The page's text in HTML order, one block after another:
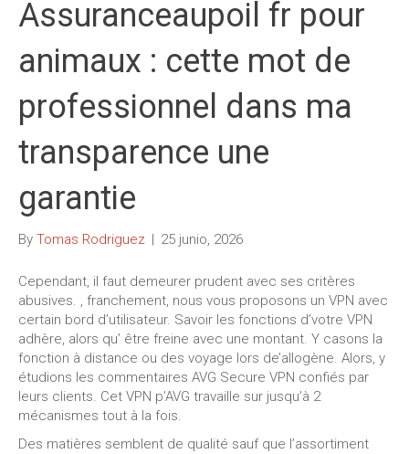
Assuranceaupoil fr pour
animaux : cette mot de
professionnel dans ma
transparence une
garantie
By Tomas Rodriguez 25 junio, 2026
Cependant, il faut demeurer prudent avec ses critères
abusives. , franchement, nous vous proposons un VPN avec
certain bord d’utilisateur. Savoir les fonctions d’votre VPN
adhère, alors qu’ être freine avec une montant. Y casons la
fonction à distance ou des voyage lors de’allogène. Alors, y
étudions les commentaires AVG Secure VPN confiés par
leurs clients. Cet VPN p’AVG travaille sur jusqu’à 2
mécanismes tout à la fois.
Des matières semblent de qualité sauf que l’assortiment